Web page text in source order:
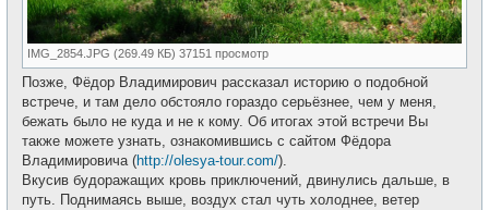
IMG_2854.JPG (269.49 КБ) 37151 просмотр
Позже, Фёдор Владимирович рассказал историю о подобной
встрече, и там дело обстояло гораздо серьёзнее, чем у меня,
бежать было не куда и не к кому. Об итогах этой встречи Вы
также можете узнать, ознакомившись с сайтом Фёдора
Владимировича (http://olesya-tour.com/).
Вкусив будоражащих кровь приключений, двинулись дальше, в
путь. Поднимаясь выше, воздух стал чуть холоднее, ветер